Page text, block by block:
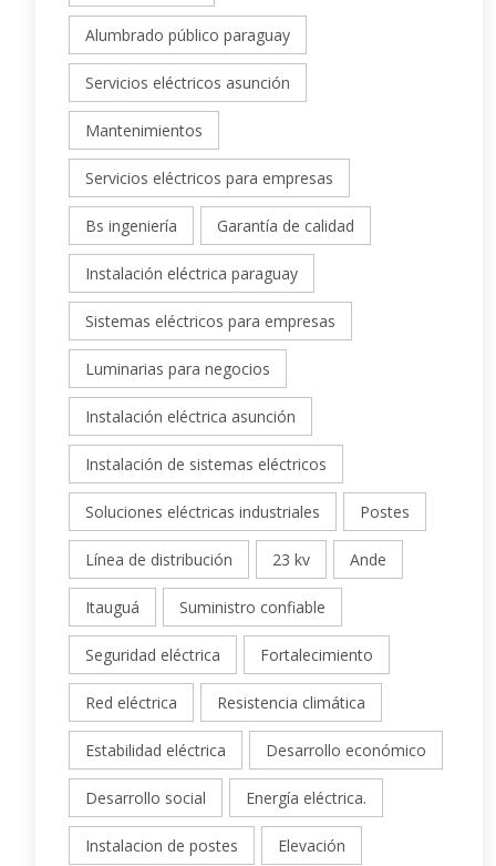
Alumbrado público paraguay
Servicios eléctricos asunción
Mantenimientos
Servicios eléctricos para empresas
Bs ingeniería Garantía de calidad
Instalación eléctrica paraguay
Sistemas eléctricos para empresas
Luminarias para negocios
Instalación eléctrica asunción
Instalación de sistemas eléctricos
Soluciones eléctricas industriales Postes
Línea de distribución 23 kv Ande
Itauguá Suministro confiable
Seguridad eléctrica Fortalecimiento
Red eléctrica Resistencia climática
Estabilidad eléctrica Desarrollo económico
Desarrollo social Energía eléctrica.
Instalacion de postes Elevación